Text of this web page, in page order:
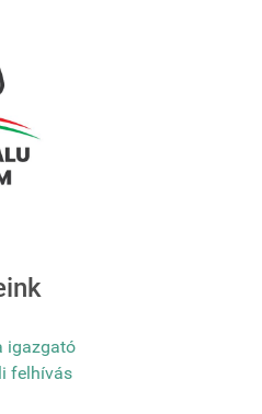
igazgató
felhívás